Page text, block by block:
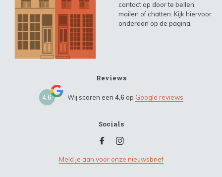
contact op door te bellen,
mailen of chatten. Kijk hiervoor
onderaan op de pagina.
Reviews
4,6 Wij scoren een 4,6 op Google reviews
Socials
Meld je aan voor onze nieuwsbrief